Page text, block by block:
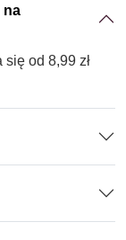
na
od 8,99 zł